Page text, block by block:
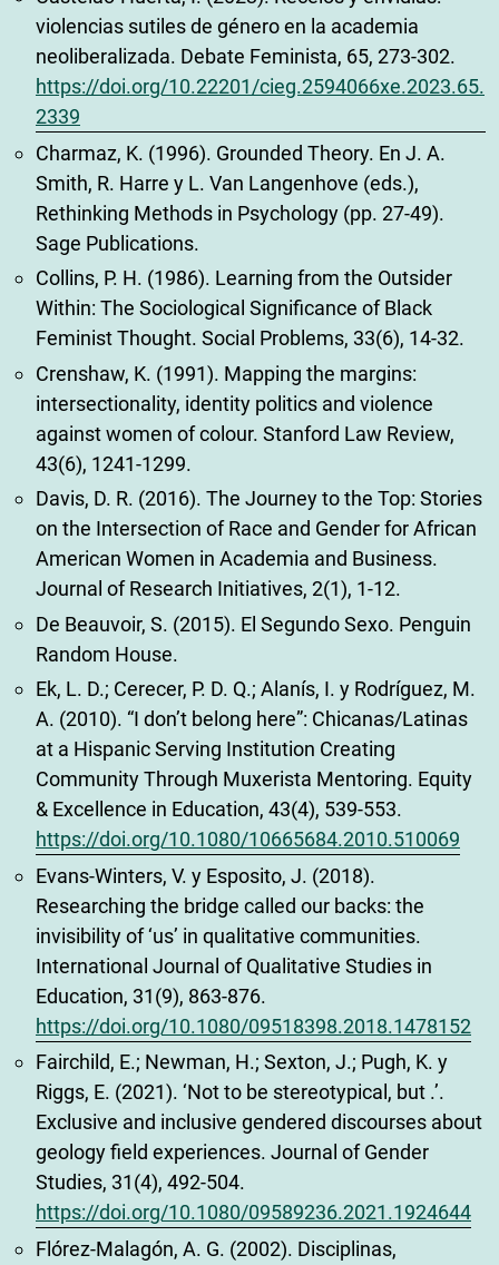
violencias sutiles de género en la academia
neoliberalizada. Debate Feminista, 65, 273-302.
https://doi.org/10.22201/cieg.2594066xe.2023.65.
2339
Charmaz, K. (1996). Grounded Theory. En J. A.
Smith, R. Harre y L. Van Langenhove (eds.),
Rethinking Methods in Psychology (pp. 27-49).
Sage Publications.
Collins, P. H. (1986). Learning from the Outsider
Within: The Sociological Significance of Black
Feminist Thought. Social Problems, 33(6), 14-32.
Crenshaw, K. (1991). Mapping the margins:
intersectionality, identity politics and violence
against women of colour. Stanford Law Review,
43(6), 1241-1299.
Davis, D. R. (2016). The Journey to the Top: Stories
on the Intersection of Race and Gender for African
American Women in Academia and Business.
Journal of Research Initiatives, 2(1), 1-12.
De Beauvoir, S. (2015). El Segundo Sexo. Penguin
Random House.
Ek, L. D.; Cerecer, P. D. Q.; Alanís, I. y Rodríguez, M.
A. (2010). “I don’t belong here”: Chicanas/Latinas
at a Hispanic Serving Institution Creating
Community Through Muxerista Mentoring. Equity
& Excellence in Education, 43(4), 539-553.
https://doi.org/10.1080/10665684.2010.510069
Evans-Winters, V. y Esposito, J. (2018).
Researching the bridge called our backs: the
invisibility of ‘us’ in qualitative communities.
International Journal of Qualitative Studies in
Education, 31(9), 863-876.
https://doi.org/10.1080/09518398.2018.1478152
Fairchild, E.; Newman, H.; Sexton, J.; Pugh, K. y
Riggs, E. (2021). ‘Not to be stereotypical, but .’.
Exclusive and inclusive gendered discourses about
geology field experiences. Journal of Gender
Studies, 31(4), 492-504.
https://doi.org/10.1080/09589236.2021.1924644
Flórez-Malagón, A. G. (2002). Disciplinas,